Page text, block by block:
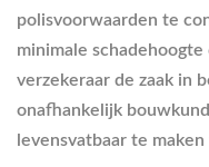
polisvoorwaarden te
minimale
verzekeraar de zaak in
onafhankelijk
levensvatbaar te